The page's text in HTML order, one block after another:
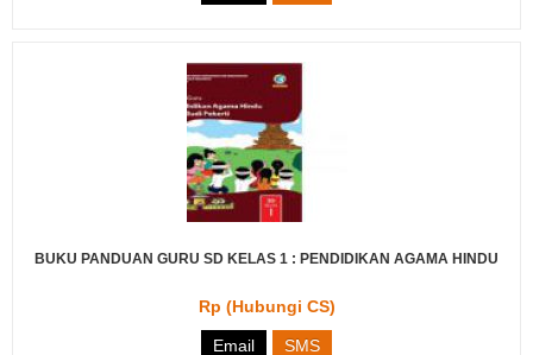
BUKU PANDUAN GURU SD KELAS 1 : PENDIDIKAN AGAMA HINDU
Rp (Hubungi CS)
Email SMS